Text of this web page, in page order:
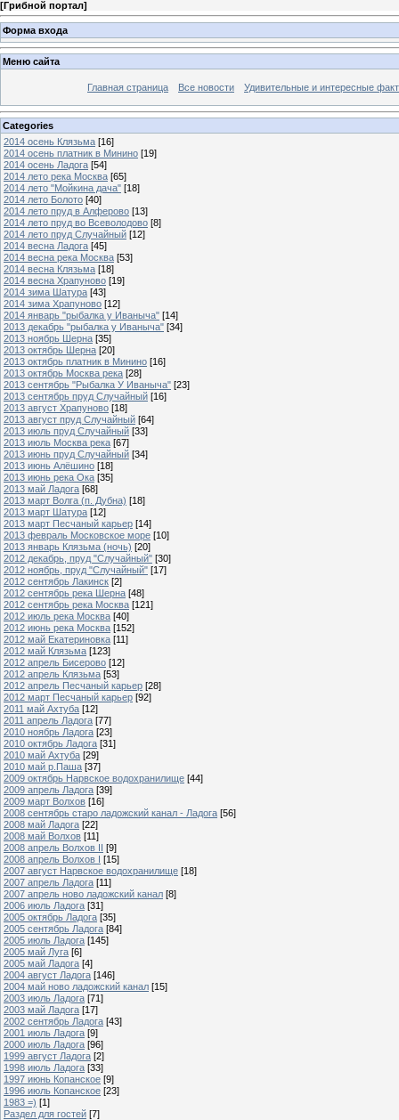
[Грибной портал]
Форма входа
Меню сайта
Главная страница Все новости Удивительные и интересные
Categories
2014 осень Клязьма [16]
2014 осень платник в Минино [19]
2014 осень Ладога [54]
2014 лето река Москва [65]
2014 лето "Мойкина дача" [18]
2014 лето Болото [40]
2014 лето пруд в Алферово [13]
2014 лето пруд во Всеволодово [8]
2014 лето пруд Случайный [12]
2014 весна Ладога [45]
2014 весна река Москва [53]
2014 весна Клязьма [18]
2014 весна Храпуново [19]
2014 зима Шатура [43]
2014 зима Храпуново [12]
2014 январь "рыбалка у Иваныча" [14]
2013 декабрь "рыбалка у Иваныча" [34]
2013 ноябрь Шерна [35]
2013 октябрь Шерна [20]
2013 октябрь платник в Минино [16]
2013 октябрь Москва река [28]
2013 сентябрь "Рыбалка У Иваныча" [23]
2013 сентябрь пруд Случайный [16]
2013 август Храпуново [18]
2013 август пруд Случайный [64]
2013 июль пруд Случайный [33]
2013 июль Москва река [67]
2013 июнь пруд Случайный [34]
2013 июнь Алёшино [18]
2013 июнь река Ока [35]
2013 май Ладога [68]
2013 март Волга (п. Дубна) [18]
2013 март Шатура [12]
2013 март Песчаный карьер [14]
2013 февраль Московское море [10]
2013 январь Клязьма (ночь) [20]
2012 декабрь, пруд "Случайный" [30]
2012 ноябрь, пруд "Случайный" [17]
2012 сентябрь Лакинск [2]
2012 сентябрь река Шерна [48]
2012 сентябрь река Москва [121]
2012 июль река Москва [40]
2012 июнь река Москва [152]
2012 май Екатериновка [11]
2012 май Клязьма [123]
2012 апрель Бисерово [12]
2012 апрель Клязьма [53]
2012 апрель Песчаный карьер [28]
2012 март Песчаный карьер [92]
2011 май Ахтуба [12]
2011 апрель Ладога [77]
2010 ноябрь Ладога [23]
2010 октябрь Ладога [31]
2010 май Ахтуба [29]
2010 май р.Паша [37]
2009 октябрь Нарвское водохранилище [44]
2009 апрель Ладога [39]
2009 март Волхов [16]
2008 сентябрь старо ладожский канал - Ладога [56]
2008 май Ладога [22]
2008 май Волхов [11]
2008 апрель Волхов II [9]
2008 апрель Волхов I [15]
2007 август Нарвское водохранилище [18]
2007 апрель Ладога [11]
2007 апрель ново ладожский канал [8]
2006 июль Ладога [31]
2005 октябрь Ладога [35]
2005 сентябрь Ладога [84]
2005 июль Ладога [145]
2005 май Луга [6]
2005 май Ладога [4]
2004 август Ладога [146]
2004 май ново ладожский канал [15]
2003 июль Ладога [71]
2003 май Ладога [17]
2002 сентябрь Ладога [43]
2001 июль Ладога [9]
2000 июль Ладога [96]
1999 август Ладога [2]
1998 июль Ладога [33]
1997 июнь Копанское [9]
1996 июль Копанское [23]
1983 =) [1]
Раздел для гостей [7]